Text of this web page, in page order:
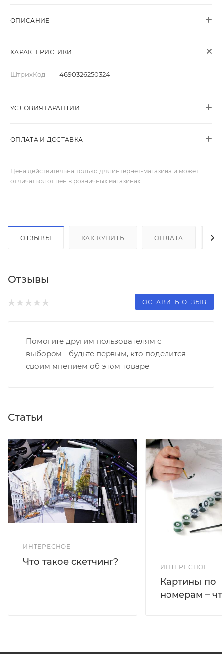
ОПИСАНИЕ
ХАРАКТЕРИСТИКИ
ШтрихКод — 4690326250324
УСЛОВИЯ ГАРАНТИИ
ОПЛАТА И ДОСТАВКА
Цена действительна только для интернет-магазина и может
отличаться от цен в розничных магазинах
ОТЗЫВЫ КАК КУПИТЬ ОПЛАТА
Отзывы
ОСТАВИТЬ ОТЗЫВ
Помогите другим пользователям с
выбором - будьте первым, кто поделится
своим мнением об этом товаре
Статьи
ИНТЕРЕСНОЕ
Что такое скетчинг?
ИНТЕРЕСНОЕ
Картины по
номерам –